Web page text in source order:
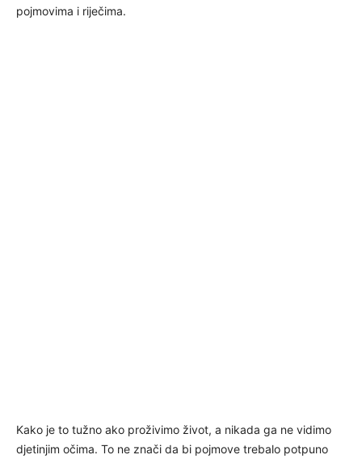
pojmovima i riječima.
Kako je to tužno ako proživimo život, a nikada ga ne vidimo
djetinjim očima. To ne znači da bi pojmove trebalo potpuno